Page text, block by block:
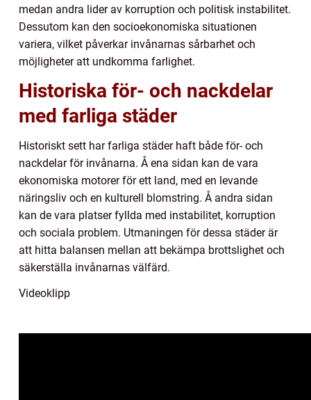
medan andra lider av korruption och politisk instabilitet.
Dessutom kan den socioekonomiska situationen
variera, vilket påverkar invånarnas sårbarhet och
möjligheter att undkomma farlighet.
Historiska för- och nackdelar
med farliga städer
Historiskt sett har farliga städer haft både för- och
nackdelar för invånarna. Å ena sidan kan de vara
ekonomiska motorer för ett land, med en levande
näringsliv och en kulturell blomstring. Å andra sidan
kan de vara platser fyllda med instabilitet, korruption
och sociala problem. Utmaningen för dessa städer är
att hitta balansen mellan att bekämpa brottslighet och
säkerställa invånarnas välfärd.
Videoklipp